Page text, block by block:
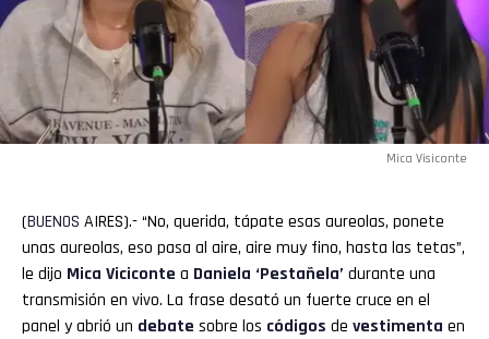
Mica Visiconte
(BUENOS AIRES).- “No, querida, tápate esas aureolas, ponete
unas aureolas, eso pasa al aire, aire muy fino, hasta las tetas”,
le dijo Mica Viciconte a Daniela ‘Pestañela’ durante una
transmisión en vivo. La frase desató un fuerte cruce en el
panel y abrió un debate sobre los códigos de vestimenta en
Pinterest
Whatsapp